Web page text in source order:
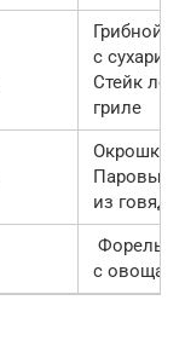
Грибной
с
Стейк
гриле
Окрошка.
Паровые
из
Форель
с